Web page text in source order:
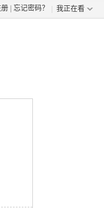
忘记密码？ 我正在看